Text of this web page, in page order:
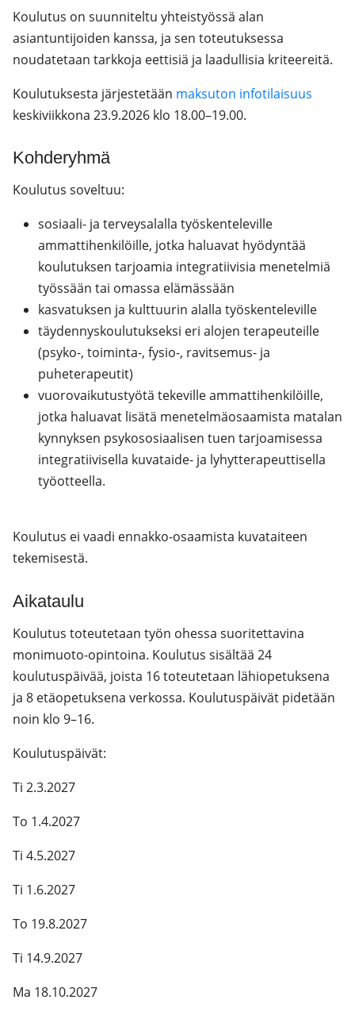
Koulutus on suunniteltu yhteistyössä alan
asiantuntijoiden kanssa, ja sen toteutuksessa
noudatetaan tarkkoja eettisiä ja laadullisia kriteereitä.
Koulutuksesta järjestetään maksuton infotilaisuus
keskiviikkona 23.9.2026 klo 18.00–19.00.
Kohderyhmä
Koulutus soveltuu:
sosiaali- ja terveysalalla työskenteleville
ammattihenkilöille, jotka haluavat hyödyntää
koulutuksen tarjoamia integratiivisia menetelmiä
työssään tai omassa elämässään
kasvatuksen ja kulttuurin alalla työskenteleville
täydennyskoulutukseksi eri alojen terapeuteille
(psyko-, toiminta-, fysio-, ravitsemus- ja
puheterapeutit)
vuorovaikutustyötä tekeville ammattihenkilöille,
jotka haluavat lisätä menetelmäosaamista matalan
kynnyksen psykososiaalisen tuen tarjoamisessa
integratiivisella kuvataide- ja lyhytterapeuttisella
työotteella.
Koulutus ei vaadi ennakko-osaamista kuvataiteen
tekemisestä.
Aikataulu
Koulutus toteutetaan työn ohessa suoritettavina
monimuoto-opintoina. Koulutus sisältää 24
koulutuspäivää, joista 16 toteutetaan lähiopetuksena
ja 8 etäopetuksena verkossa. Koulutuspäivät pidetään
noin klo 9–16.
Koulutuspäivät:
Ti 2.3.2027
To 1.4.2027
Ti 4.5.2027
Ti 1.6.2027
To 19.8.2027
Ti 14.9.2027
Ma 18.10.2027